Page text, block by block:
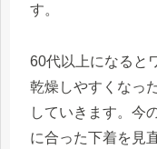
す。
60代以上になると
乾燥しやすくなっ
していきます。今
に合った下着を見